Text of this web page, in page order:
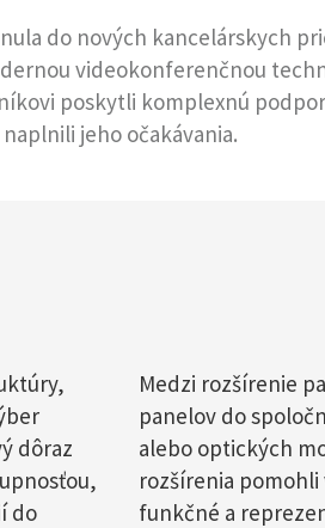
do nových kancelárskych
videokonferenčnou
poskytli komplexnú
jeho očakávania.
dôraz
do
Medzi rozšírenie
panelov do
alebo optických
rozšírenia
funkčné a